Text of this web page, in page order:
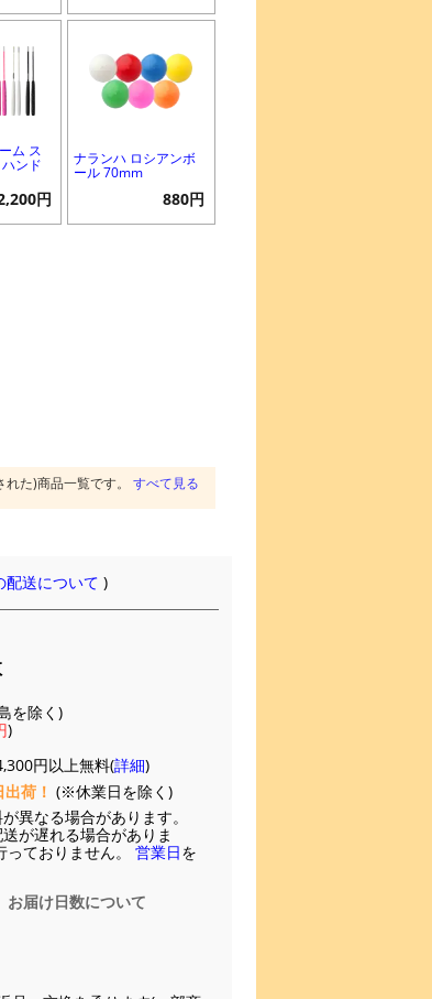
ム ス
ンド
円
ナランハ ロシアンボ
ール 70mm
880円
た)商品一覧です。 すべて見る
送について )
を除く)
)
円以上無料(詳細)
荷！ (※休業日を除く)
異なる場合があります。
が遅れる場合がありま
ておりません。 営業日を
お届け日数について